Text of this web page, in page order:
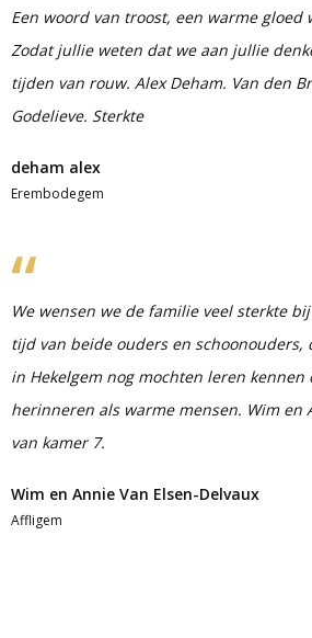
Een woord van troost, een warme
Zodat jullie weten dat we aan jullie
tijden van rouw. Alex Deham. Van den
Godelieve. Sterkte
deham alex
Erembodegem
We wensen we de familie veel sterkte
tijd van beide ouders en
in Hekelgem nog mochten leren
herinneren als warme mensen. Wim en
van kamer 7.
Wim en Annie Van Elsen-Delvaux
Affligem